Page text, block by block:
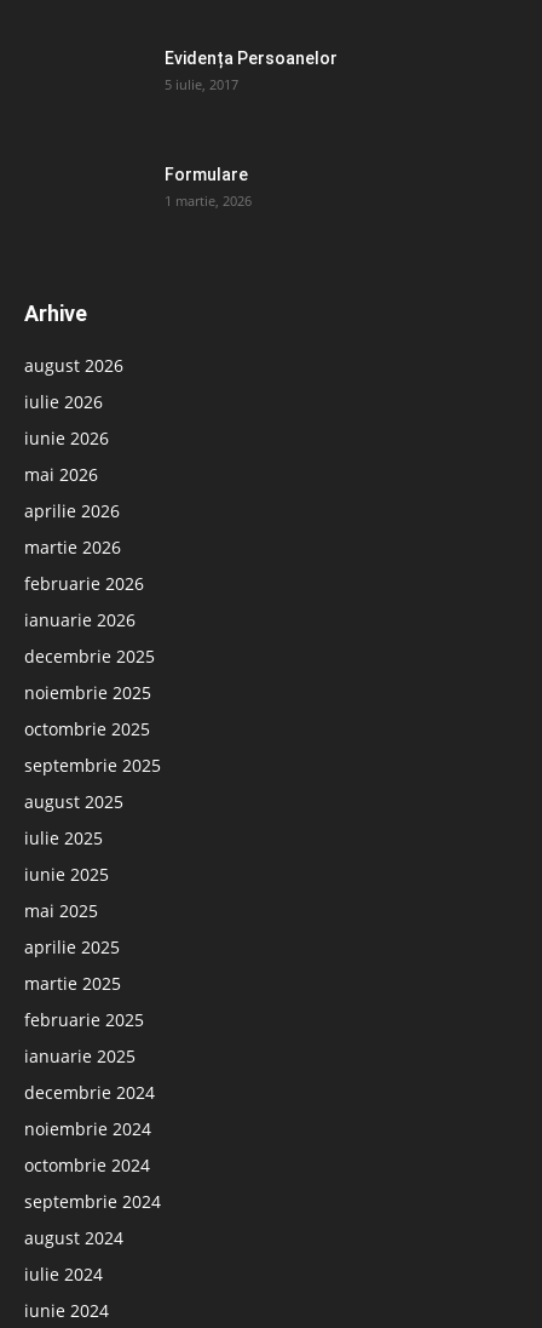
Evidența Persoanelor
5 iulie, 2017
Formulare
1 martie, 2026
Arhive
august 2026
iulie 2026
iunie 2026
mai 2026
aprilie 2026
martie 2026
februarie 2026
ianuarie 2026
decembrie 2025
noiembrie 2025
octombrie 2025
septembrie 2025
august 2025
iulie 2025
iunie 2025
mai 2025
aprilie 2025
martie 2025
februarie 2025
ianuarie 2025
decembrie 2024
noiembrie 2024
octombrie 2024
septembrie 2024
august 2024
iulie 2024
iunie 2024